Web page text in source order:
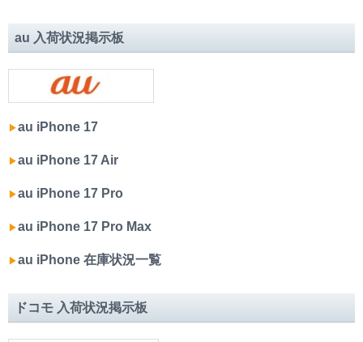
au 入荷状況掲示板
▶︎au iPhone 17
▶︎au iPhone 17 Air
▶︎au iPhone 17 Pro
▶︎au iPhone 17 Pro Max
▶︎au iPhone 在庫状況一覧
ドコモ 入荷状況掲示板